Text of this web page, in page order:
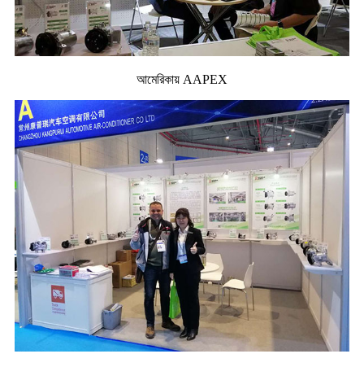
আমেরিকায় AAPEX